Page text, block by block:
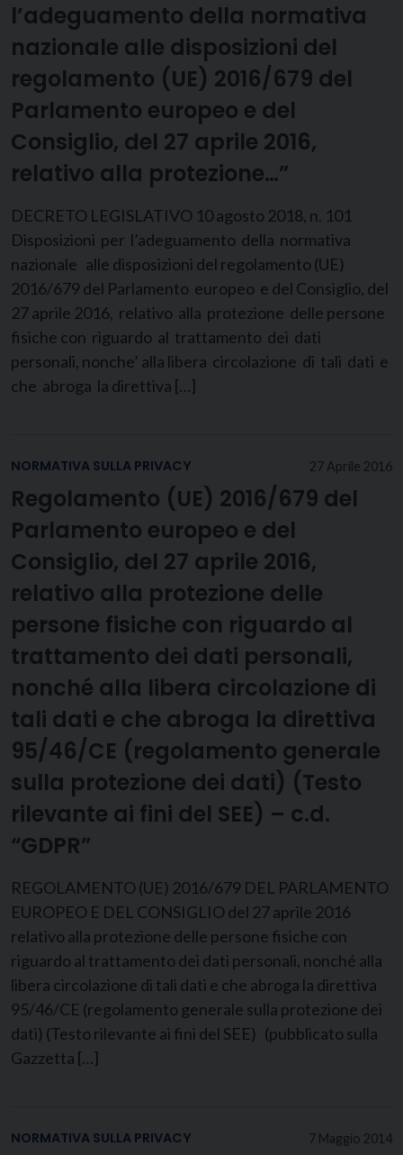
l’adeguamento della normativa
nazionale alle disposizioni del
regolamento (UE) 2016/679 del
Parlamento europeo e del
Consiglio, del 27 aprile 2016,
relativo alla protezione…”
DECRETO LEGISLATIVO 10 agosto 2018, n. 101
Disposizioni per l’adeguamento della normativa
nazionale alle disposizioni del regolamento (UE)
2016/679 del Parlamento europeo e del Consiglio, del
27 aprile 2016, relativo alla protezione delle persone
fisiche con riguardo al trattamento dei dati
personali, nonche’ alla libera circolazione di tali dati e
che abroga la direttiva […]
27 Aprile 2016
NORMATIVA SULLA PRIVACY
Regolamento (UE) 2016/679 del
Parlamento europeo e del
Consiglio, del 27 aprile 2016,
relativo alla protezione delle
persone fisiche con riguardo al
trattamento dei dati personali,
nonché alla libera circolazione di
tali dati e che abroga la direttiva
95/46/CE (regolamento generale
sulla protezione dei dati) (Testo
rilevante ai fini del SEE) – c.d.
“GDPR”
REGOLAMENTO (UE) 2016/679 DEL PARLAMENTO
EUROPEO E DEL CONSIGLIO del 27 aprile 2016
relativo alla protezione delle persone fisiche con
riguardo al trattamento dei dati personali, nonché alla
libera circolazione di tali dati e che abroga la direttiva
95/46/CE (regolamento generale sulla protezione dei
dati) (Testo rilevante ai fini del SEE) (pubblicato sulla
Gazzetta […]
7 Maggio 2014
NORMATIVA SULLA PRIVACY